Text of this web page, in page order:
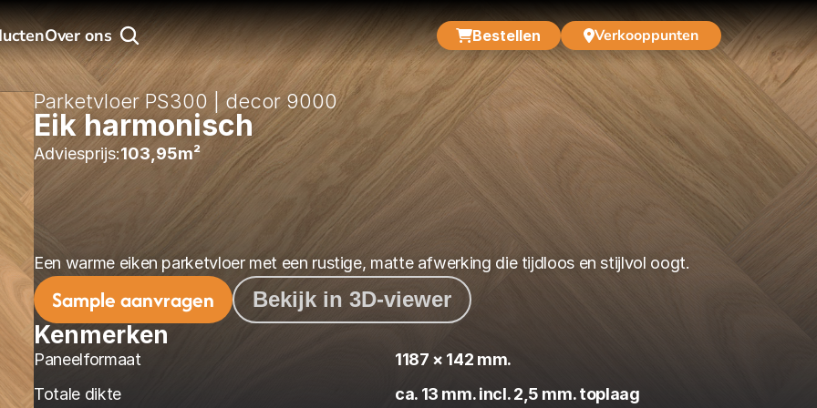
Over ons Bestellen Verkooppunten
Parketvloer PS300 | decor 9000
Eik harmonisch
Adviesprijs:103,95m²
Een warme eiken parketvloer met een rustige, matte afwerking die tijdloos en stijlvol oogt.
Sample aanvragen Bekijk in 3D-viewer
Kenmerken
Paneelformaat
1187 × 142 mm.
Totale dikte
ca. 13 mm. incl. 2,5 mm. toplaag